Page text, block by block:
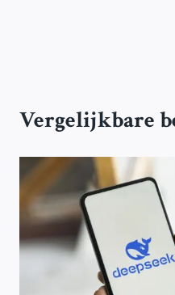
Vergelijkbare